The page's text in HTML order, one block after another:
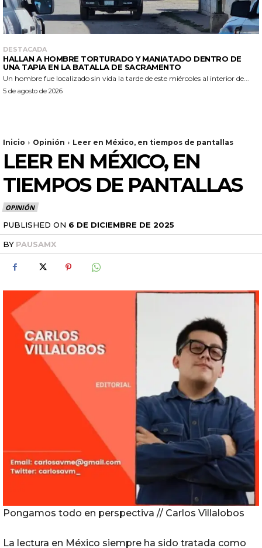
DESTACADA
HALLAN A HOMBRE TORTURADO Y MANIATADO DENTRO DE
UNA TAPIA EN LA BATALLA DE SACRAMENTO
Un hombre fue localizado sin vida la tarde de este miércoles al interior de...
5 de agosto de 2026